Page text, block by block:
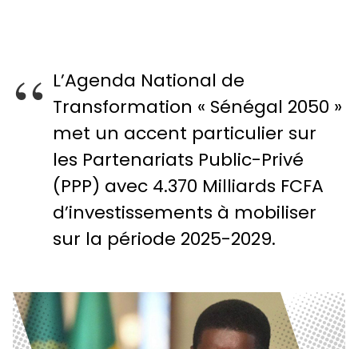
L’Agenda National de
Transformation « Sénégal 2050 »
met un accent particulier sur
les Partenariats Public-Privé
(PPP) avec 4.370 Milliards FCFA
d’investissements à mobiliser
sur la période 2025-2029.